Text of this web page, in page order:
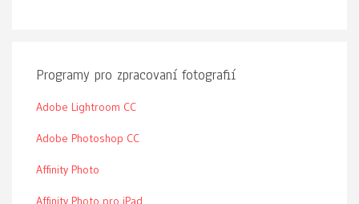
Programy pro zpracovaní fotografií
Adobe Lightroom CC
Adobe Photoshop CC
Affinity Photo
Affinity Photo pro iPad